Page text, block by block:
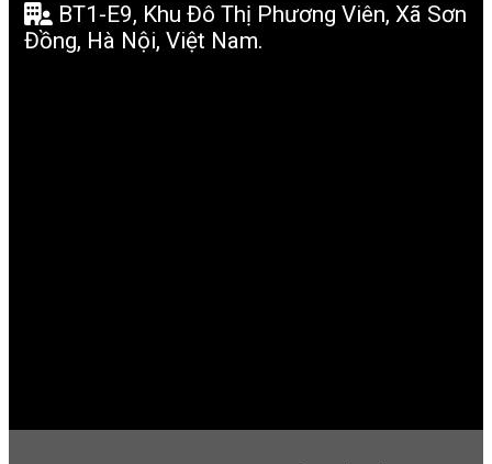
BT1-E9, Khu Đô Thị Phương Viên, Xã Sơn
Đồng, Hà Nội, Việt Nam.